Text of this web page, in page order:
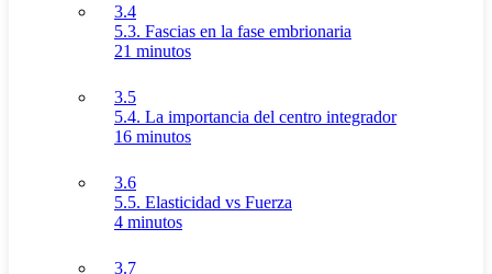
3.4
5.3. Fascias en la fase embrionaria
21 minutos
3.5
5.4. La importancia del centro integrador
16 minutos
3.6
5.5. Elasticidad vs Fuerza
4 minutos
3.7